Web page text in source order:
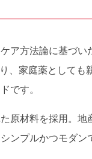
ア方法論に基づい
、家庭薬としても
です。
原材料を採用。地
ンプルかつモダン